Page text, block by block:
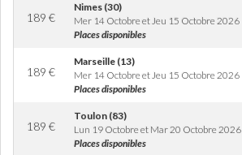
189 €
Nimes (30)
Mer 14 Octobre et Jeu 15 Octobre 2026
Places disponibles
189 €
Marseille (13)
Mer 14 Octobre et Jeu 15 Octobre 2026
Places disponibles
189 €
Toulon (83)
Lun 19 Octobre et Mar 20 Octobre 2026
Places disponibles